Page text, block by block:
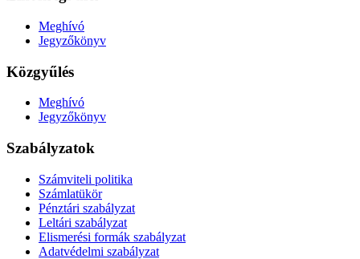
Meghívó
Jegyzőkönyv
Közgyűlés
Meghívó
Jegyzőkönyv
Szabályzatok
Számviteli politika
Számlatükör
Pénztári szabályzat
Leltári szabályzat
Elismerési formák szabályzat
Adatvédelmi szabályzat